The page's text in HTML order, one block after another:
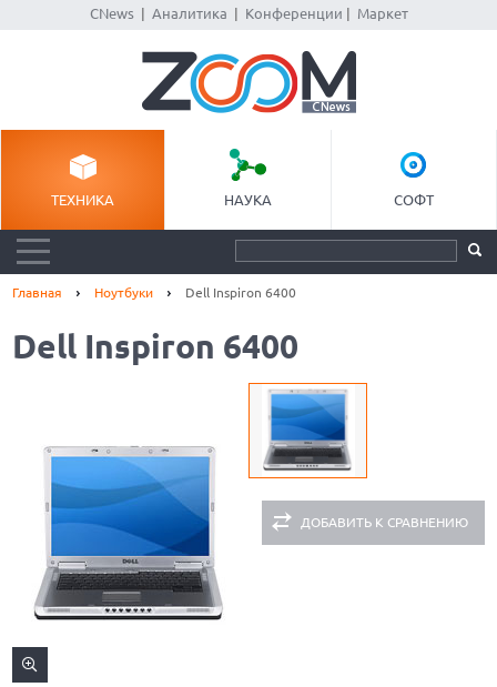
CNews| Аналитика Конференции Маркет
ТЕХНИКА НАУКА СОФТ
Главная Ноутбуки Dell Inspiron 6400
Dell Inspiron 6400
ДОБАВИТЬ К СРАВНЕНИЮ